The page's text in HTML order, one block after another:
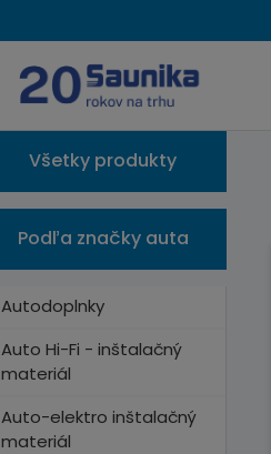
Všetky produkty
Podľa značky auta
Autodoplnky
Auto Hi-Fi - inštalačný
materiál
Auto-elektro inštalačný
materiál